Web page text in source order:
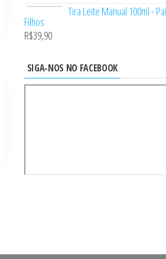
Tira Leite Manual 100ml -
Filhos
R$39,90
SIGA-NOS NO FACEBOOK